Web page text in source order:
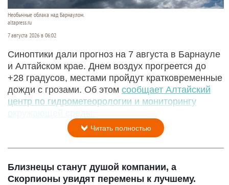
Необычные облака над Барнаулом.
altapress.ru
7 августа 2026 в 06:02
Синоптики дали прогноз на 7 августа в Барнауле
и Алтайском крае. Днем воздух прогреется до
+28 градусов, местами пройдут кратковременные
дожди с грозами. Об этом сообщает Алтайский
центр по гидрометеорологии и мониторингу
окружающей среды.
Читать полностью
Близнецы станут душой компании, а
Скорпионы увидят перемены к лучшему.